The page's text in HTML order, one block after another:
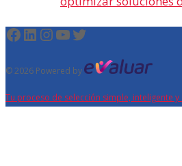
Facebook
LinkedIn
Instagram
YouTube
Twitter
© 2026 Powered by
Tu proceso de selección simple, inteligente